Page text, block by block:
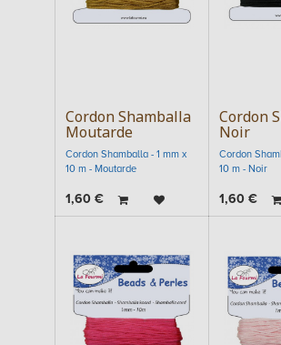
Cordon Shamballa
Moutarde
Cordon Shamballa - 1 mm x
10 m - Moutarde
1,60€
Cordon
Noir
Cordon
10 m - Noir
1,60€